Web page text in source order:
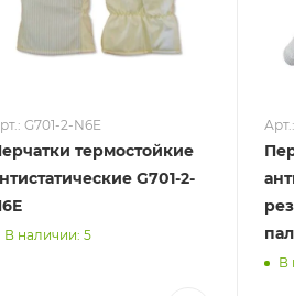
G701-2-N6E
термостойкие
G701-2-
В наличии: 5
В